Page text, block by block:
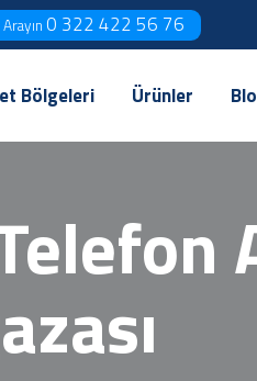
0 322 422 56 76
Bölgeleri Ürünler